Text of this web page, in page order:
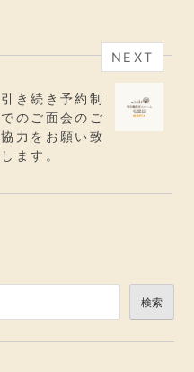
NEXT
引き続き予約制
でのご面会のご
協力をお願い致
します。
検索